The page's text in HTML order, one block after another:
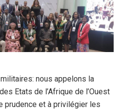
nous appelons la
Etats de l’Afrique de l’Ouest
prudence et à privilégier les